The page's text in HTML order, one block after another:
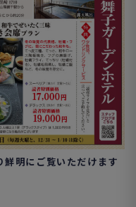
明にご覧いただけます